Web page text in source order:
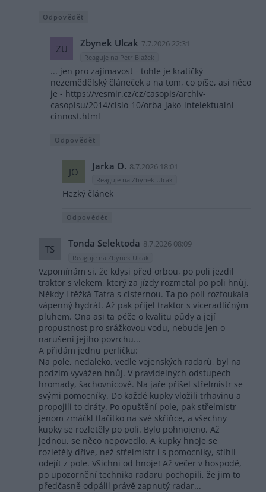
Odpovědět
ZU Zbynek Ulcak 7.7.2026 22:31
Reaguje na Petr Blažek
... jen pro zajímavost - tohle je kratičký
nezemědělský článeček a na tom, co píše, asi něco
je - https://vesmir.cz/cz/casopis/archiv-
casopisu/2014/cislo-10/orba-jako-intelektualni-
cinnost.html
Odpovědět
JO Jarka O. 8.7.2026 18:01
Reaguje na Zbynek Ulcak
Hezký článek
Odpovědět
TS Tonda Selektoda 8.7.2026 08:09
Reaguje na Zbynek Ulcak
Vzpomínám si, že kdysi před orbou, po poli jezdil
traktor s vlekem, který za jízdy rozmetal po poli hnůj.
Někdy i těžká Tatra s cisternou. Ta po poli rozfoukala
vápenný hydrát. Až pak přijel traktor s víceradličným
pluhem. Ona asi ta péče o kvalitu půdy a její
propustnost pro srážkovou vodu, nebude jen o
narušení jejího povrchu...
A přidám jednu perličku:
Na pole, nedaleko, vedle vojenských radarů, byl na
podzim vyvážen hnůj. V pravidelných odstupech
hromady, šachovnicově. Na jaře přišel střelmistr se
svými pomocníky. Do každé kupky vložili trhavinu a
propojili to dráty. Po opuštění pole, pak střelmistr
jenom zmáčkl tlačítko na své skříňce, a všechny
kupky se rozletěly po poli. Bylo pohnojeno. Až
jednou, se něco nepovedlo. A kupky hnoje se
rozletěly dříve, než střelmistr i s pomocníky, stihli
odejít z pole. Všichni od hnoje! Až večer v hospodě,
po upozornění technika radaru pochopili, že jim to
předčasně odpálil právě zapnutý radar...